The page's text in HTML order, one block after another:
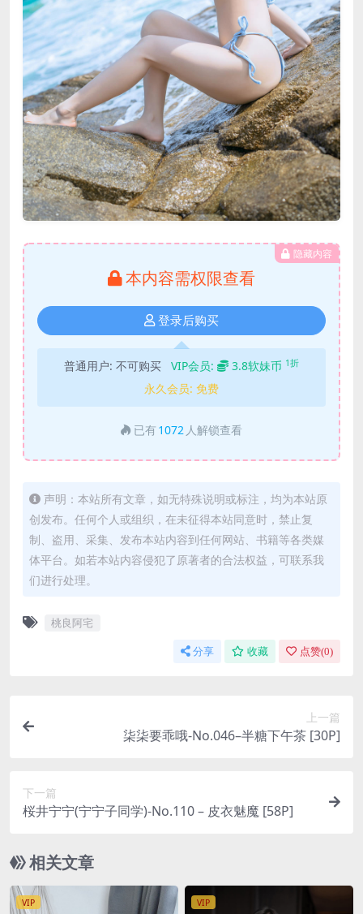
隐藏内容
本内容需权限查看
登录后购买
普通用户: 不可购买 VIP会员: 3.8软妹币 1折
永久会员: 免费
已有 1072 人解锁查看
声明：本站所有文章，如无特殊说明或标注，均为本站原
创发布。任何个人或组织，在未征得本站同意时，禁止复
制、盗用、采集、发布本站内容到任何网站、书籍等各类媒
体平台。如若本站内容侵犯了原著者的合法权益，可联系我
们进行处理。
桃良阿宅
分享 收藏 点赞(0)
上一篇
柒柒要乖哦-No.046–半糖下午茶 [30P]
下一篇
桜井宁宁(宁宁子同学)-No.110 – 皮衣魅魔 [58P]
相关文章
VIP VIP